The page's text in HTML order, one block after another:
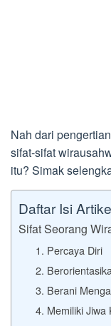
Nah dari
sifat-sifat
itu? Simak
Daftar Isi
Sifat Seorang
1. Percaya Diri
2.
3. Berani
4. Memiliki Jiwa